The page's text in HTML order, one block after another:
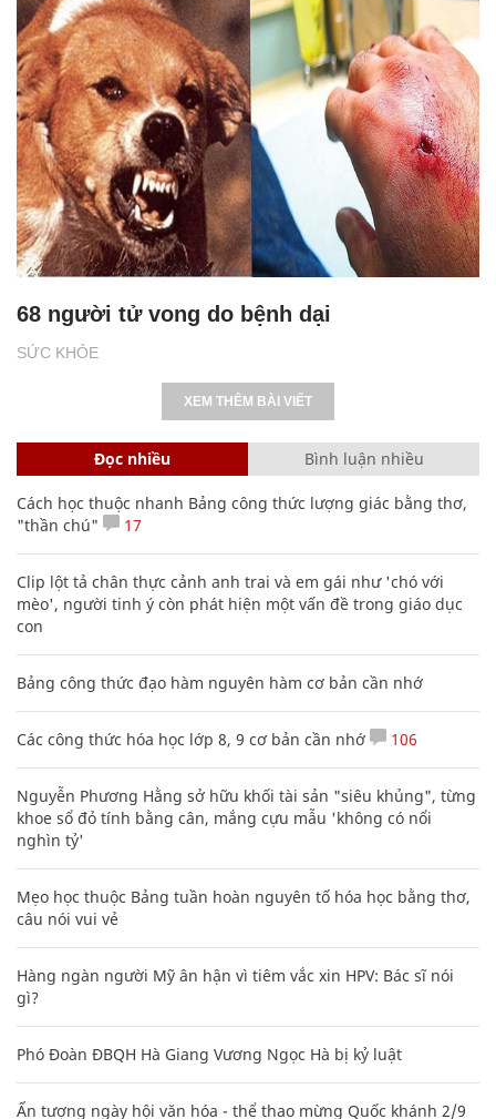
SỨC KHỎE
68 người tử vong do bệnh dại
XEM THÊM BÀI VIẾT
Đọc nhiều Bình luận nhiều
Cách học thuộc nhanh Bảng công thức lượng giác bằng thơ,
"thần chú"
17
Clip lột tả chân thực cảnh anh trai và em gái như 'chó với
mèo', người tinh ý còn phát hiện một vấn đề trong giáo dục
con
Bảng công thức đạo hàm nguyên hàm cơ bản cần nhớ
Các công thức hóa học lớp 8, 9 cơ bản cần nhớ 106
Nguyễn Phương Hằng sở hữu khối tài sản "siêu khủng", từng
khoe sổ đỏ tính bằng cân, mắng cựu mẫu 'không có nổi
nghìn tỷ'
Mẹo học thuộc Bảng tuần hoàn nguyên tố hóa học bằng thơ,
câu nói vui vẻ
Hàng ngàn người Mỹ ân hận vì tiêm vắc xin HPV: Bác sĩ nói
gì?
Phó Đoàn ĐBQH Hà Giang Vương Ngọc Hà bị kỷ luật
Ấn tượng ngày hội văn hóa - thể thao mừng Quốc khánh 2/9